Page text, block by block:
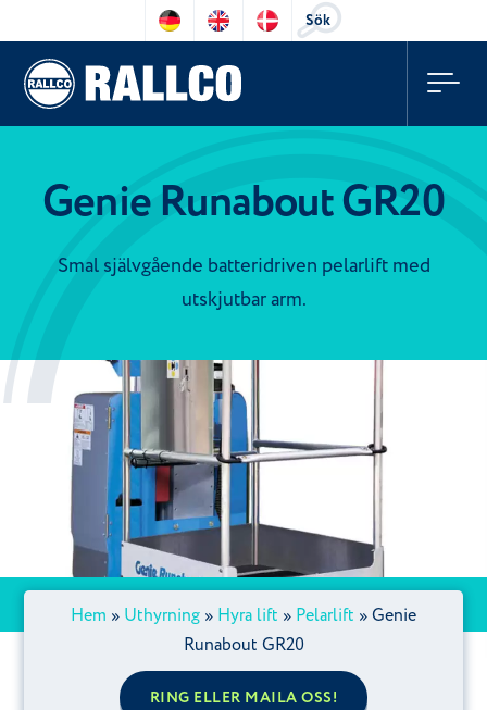
Sök
Genie Runabout GR20
Smal självgående batteridriven pelarlift med
utskjutbar arm.
Hem » Uthyrning » Hyra lift » Pelarlift »Genie
Runabout GR20
RING ELLER MAILA OSS!